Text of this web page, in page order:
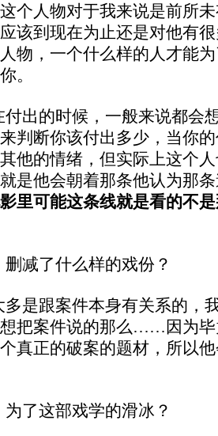
个人物对于我来说是前所
该到现在为止还是对他有
物，一个什么样的人才能
。
付出的时候，一般来说都会
判断你该付出多少，当你
他的情绪，但实际上这个
是他会朝着那条他认为那
里可能这条线就是看的不
删减了什么样的戏份？
多是跟案件本身有关系的，
把案件说的那么……因为毕
真正的破案的题材，所以
为了这部戏学的滑冰？